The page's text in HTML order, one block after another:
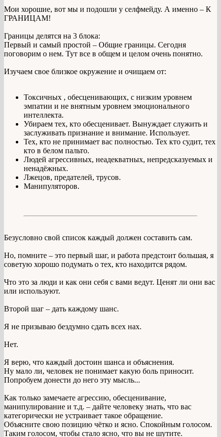
Мои хорошие, вот мы и подошли у селфмейду. А именно – К
ГРАНИЦАМ!
Границы делятся на 3 блока:
Первый и самый простой – Общие границы. Сегодня
поговорим о нем. Тут все в общем и целом очень понятно.
Изучаем свое близкое окружение и очищаем от:
Токсичных , обесценивающих, с низким уровнем
эмпатии и не внятным уровнем эмоционального
интеллекта.
Убираем тех, кто обесценивает. Вынуждает служить и
заслуживать признание и внимание. Использует.
Тех, кто не принимает вас полностью. Тех кто судит, тех
кто в белом пальто.
Людей агрессивных, неадекватных, непредсказуемых и
ненадёжных.
Лжецов, предателей, трусов.
Манипуляторов.
Безусловно свой список каждый должен составить сам.
Но, помните – это первый шаг, и работа предстоит большая, я
советую хорошо подумать о тех, кто находится рядом.
Что это за люди и как они себя с вами ведут. Ценят ли они вас
или используют.
Второй шаг – дать каждому шанс.
Я не призываю бездумно сдать всех нах.
Нет.
Я верю, что каждый достоин шанса и объяснения.
Ну мало ли, человек не понимает какую боль приносит.
Попробуем донести до него эту мысль...
Как только замечаете агрессию, обесценивание,
манипулирование и т.д. – дайте человеку знать, что вас
категорически не устраивает такое обращение.
Объясните свою позицию чётко и ясно. Спокойным голосом.
Таким голосом, чтобы стало ясно, что вы не шутите.